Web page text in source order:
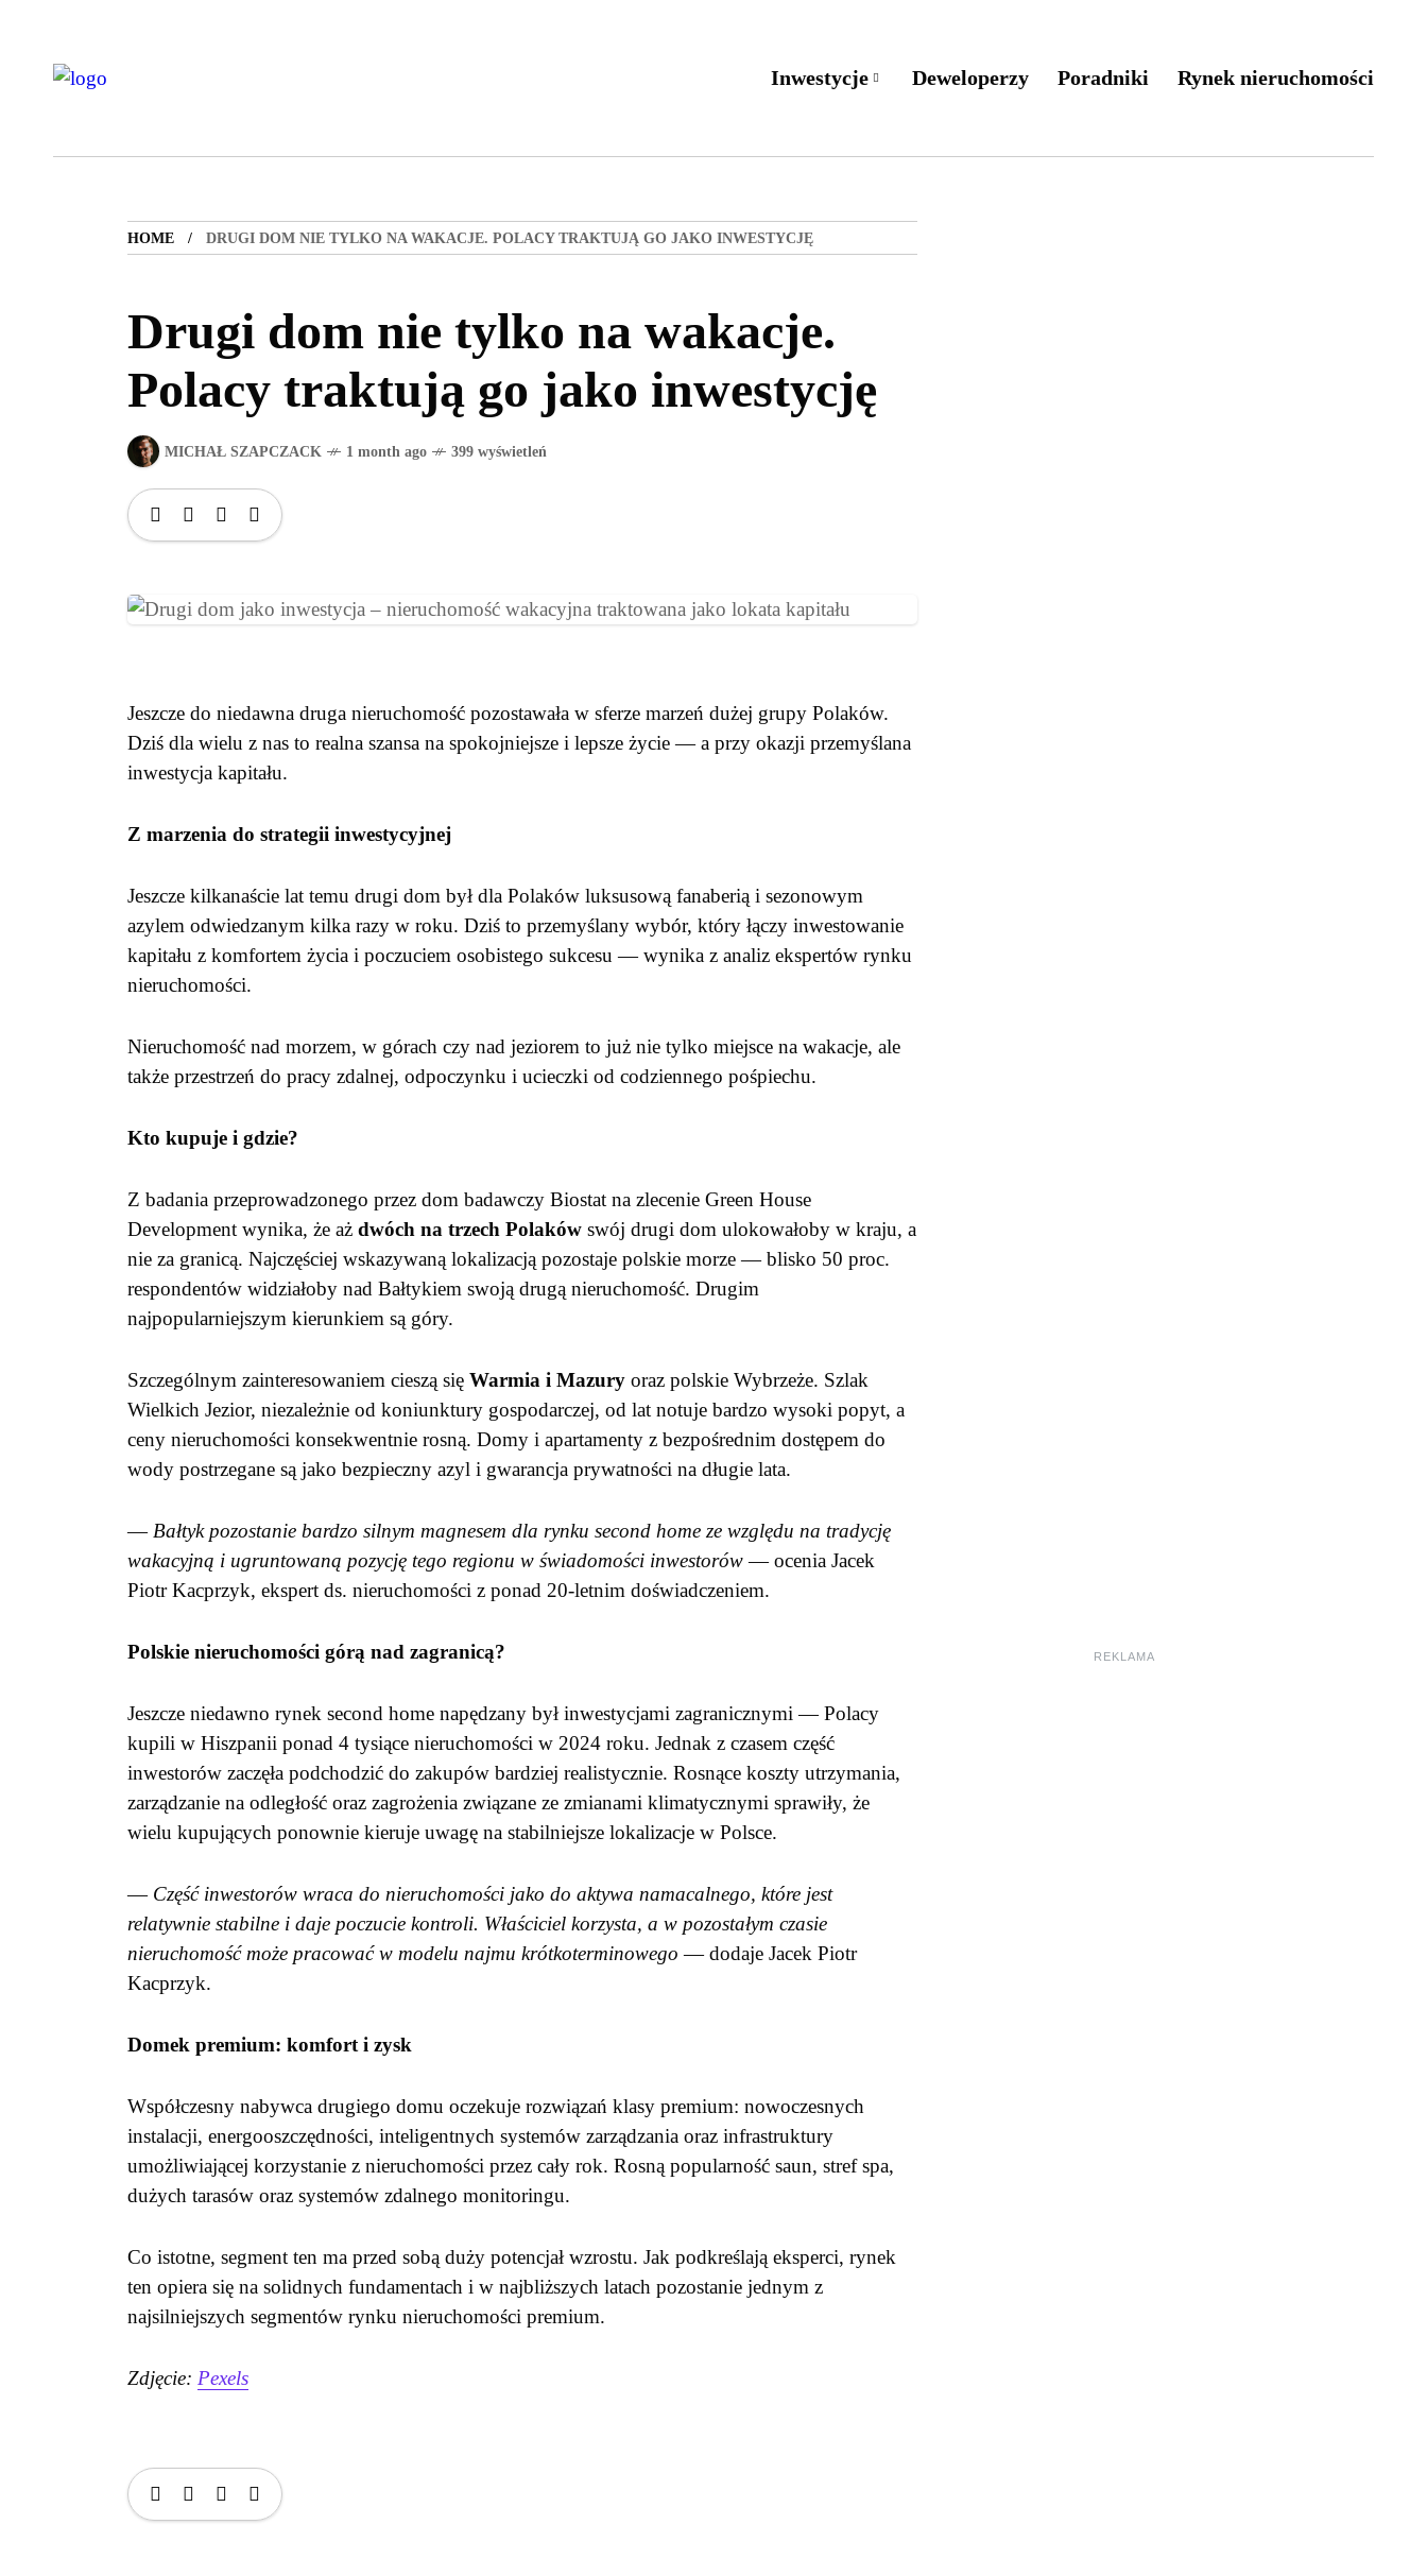
Inwestycje Deweloperzy Poradniki Rynek nieruchomości
HOME DRUGI DOM NIE TYLKO NA WAKACJE. POLACY TRAKTUJĄ GO JAKO INWESTYCJĘ
Drugi dom nie tylko na wakacje.
Polacy traktują go jako inwestycję
MICHAŁ SZAPCZACK 1 month ago 399 wyświetleń
Jeszcze do niedawna druga nieruchomość pozostawała w sferze marzeń dużej grupy Polaków.
Dziś dla wielu z nas to realna szansa na spokojniejsze i lepsze życie — a przy okazji przemyślana
inwestycja kapitału.
Z marzenia do strategii inwestycyjnej
Jeszcze kilkanaście lat temu drugi dom był dla Polaków luksusową fanaberią i sezonowym
azylem odwiedzanym kilka razy w roku. Dziś to przemyślany wybór, który łączy inwestowanie
kapitału z komfortem życia i poczuciem osobistego sukcesu — wynika z analiz ekspertów rynku
nieruchomości.
Nieruchomość nad morzem, w górach czy nad jeziorem to już nie tylko miejsce na wakacje, ale
także przestrzeń do pracy zdalnej, odpoczynku i ucieczki od codziennego pośpiechu.
Kto kupuje i gdzie?
Z badania przeprowadzonego przez dom badawczy Biostat na zlecenie Green House
Development wynika, że aż dwóch na trzech Polaków swój drugi dom ulokowałoby w kraju, a
nie za granicą. Najczęściej wskazywaną lokalizacją pozostaje polskie morze — blisko 50 proc.
respondentów widziałoby nad Bałtykiem swoją drugą nieruchomość. Drugim
najpopularniejszym kierunkiem są góry.
Szczególnym zainteresowaniem cieszą się Warmia i Mazury oraz polskie Wybrzeże. Szlak
Wielkich Jezior, niezależnie od koniunktury gospodarczej, od lat notuje bardzo wysoki popyt, a
ceny nieruchomości konsekwentnie rosną. Domy i apartamenty z bezpośrednim dostępem do
wody postrzegane są jako bezpieczny azyl i gwarancja prywatności na długie lata.
— Bałtyk pozostanie bardzo silnym magnesem dla rynku second home ze względu na tradycję
wakacyjną i ugruntowaną pozycję tego regionu w świadomości inwestorów— ocenia Jacek
Piotr Kacprzyk, ekspert ds. nieruchomości z ponad 20-letnim doświadczeniem.
Polskie nieruchomości górą nad zagranicą?
Jeszcze niedawno rynek second home napędzany był inwestycjami zagranicznymi — Polacy
kupili w Hiszpanii ponad 4 tysiące nieruchomości w 2024 roku. Jednak z czasem część
inwestorów zaczęła podchodzić do zakupów bardziej realistycznie. Rosnące koszty utrzymania,
zarządzanie na odległość oraz zagrożenia związane ze zmianami klimatycznymi sprawiły, że
wielu kupujących ponownie kieruje uwagę na stabilniejsze lokalizacje w Polsce.
— Część inwestorów wraca do nieruchomości jako do aktywa namacalnego, które jest
relatywnie stabilne i daje poczucie kontroli. Właściciel korzysta, a w pozostałym czasie
nieruchomość może pracować w modelu najmu krótkoterminowego — dodaje Jacek Piotr
Kacprzyk.
Domek premium: komfort i zysk
Współczesny nabywca drugiego domu oczekuje rozwiązań klasy premium: nowoczesnych
instalacji, energooszczędności, inteligentnych systemów zarządzania oraz infrastruktury
umożliwiającej korzystanie z nieruchomości przez cały rok. Rosną popularność saun, stref spa,
dużych tarasów oraz systemów zdalnego monitoringu.
Co istotne, segment ten ma przed sobą duży potencjał wzrostu. Jak podkreślają eksperci, rynek
ten opiera się na solidnych fundamentach i w najbliższych latach pozostanie jednym z
najsilniejszych segmentów rynku nieruchomości premium.
Zdjęcie: Pexels
REKLAMA